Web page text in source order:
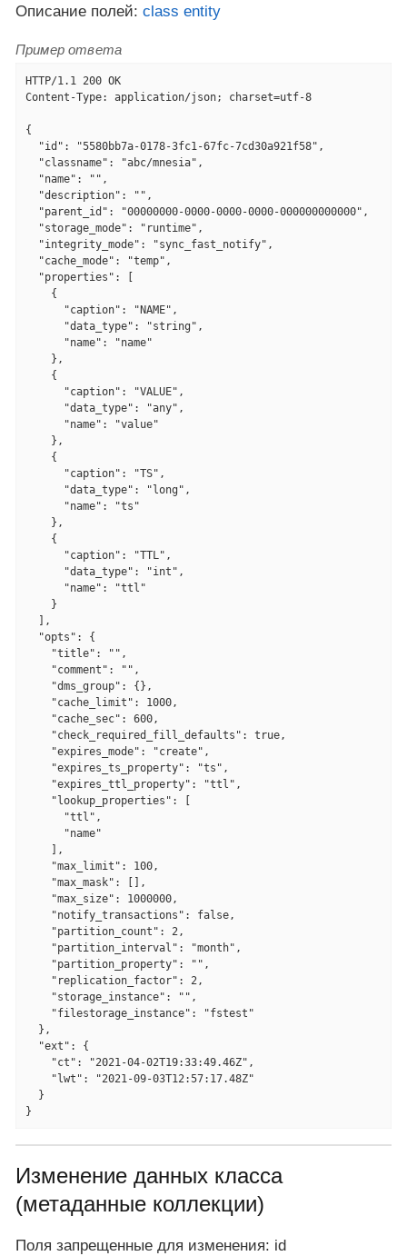
Описание полей: class entity
Пример ответа
HTTP/1.1 200 OK
Content-Type: application/json; charset=utf-8
{
  "id": "5580bb7a-0178-3fc1-67fc-7cd30a921f58",
  "classname": "abc/mnesia",
  "name": "",
  "description": "",
  "parent_id": "00000000-0000-0000-0000-000000000000",
  "storage_mode": "runtime",
  "integrity_mode": "sync_fast_notify",
  "cache_mode": "temp",
  "properties": [
    {
      "caption": "NAME",
      "data_type": "string",
      "name": "name"
    },
    {
      "caption": "VALUE",
      "data_type": "any",
      "name": "value"
    },
    {
      "caption": "TS",
      "data_type": "long",
      "name": "ts"
    },
    {
      "caption": "TTL",
      "data_type": "int",
      "name": "ttl"
    }
  ],
  "opts": {
    "title": "",
    "comment": "",
    "dms_group": {},
    "cache_limit": 1000,
    "cache_sec": 600,
    "check_required_fill_defaults": true,
    "expires_mode": "create",
    "expires_ts_property": "ts",
    "expires_ttl_property": "ttl",
    "lookup_properties": [
      "ttl",
      "name"
    ],
    "max_limit": 100,
    "max_mask": [],
    "max_size": 1000000,
    "notify_transactions": false,
    "partition_count": 2,
    "partition_interval": "month",
    "partition_property": "",
    "replication_factor": 2,
    "storage_instance": "",
    "filestorage_instance": "fstest"
  },
  "ext": {
    "ct": "2021-04-02T19:33:49.46Z",
    "lwt": "2021-09-03T12:57:17.48Z"
  }
}
Изменение данных класса
(метаданные коллекции)
Поля запрещенные для изменения: id